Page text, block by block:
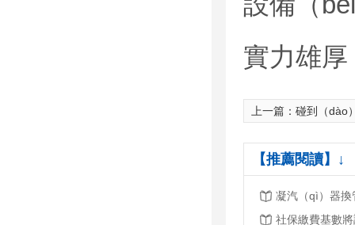
實力雄
上一篇： 碰到（dào）初冷器冷
【推薦閱讀】↓